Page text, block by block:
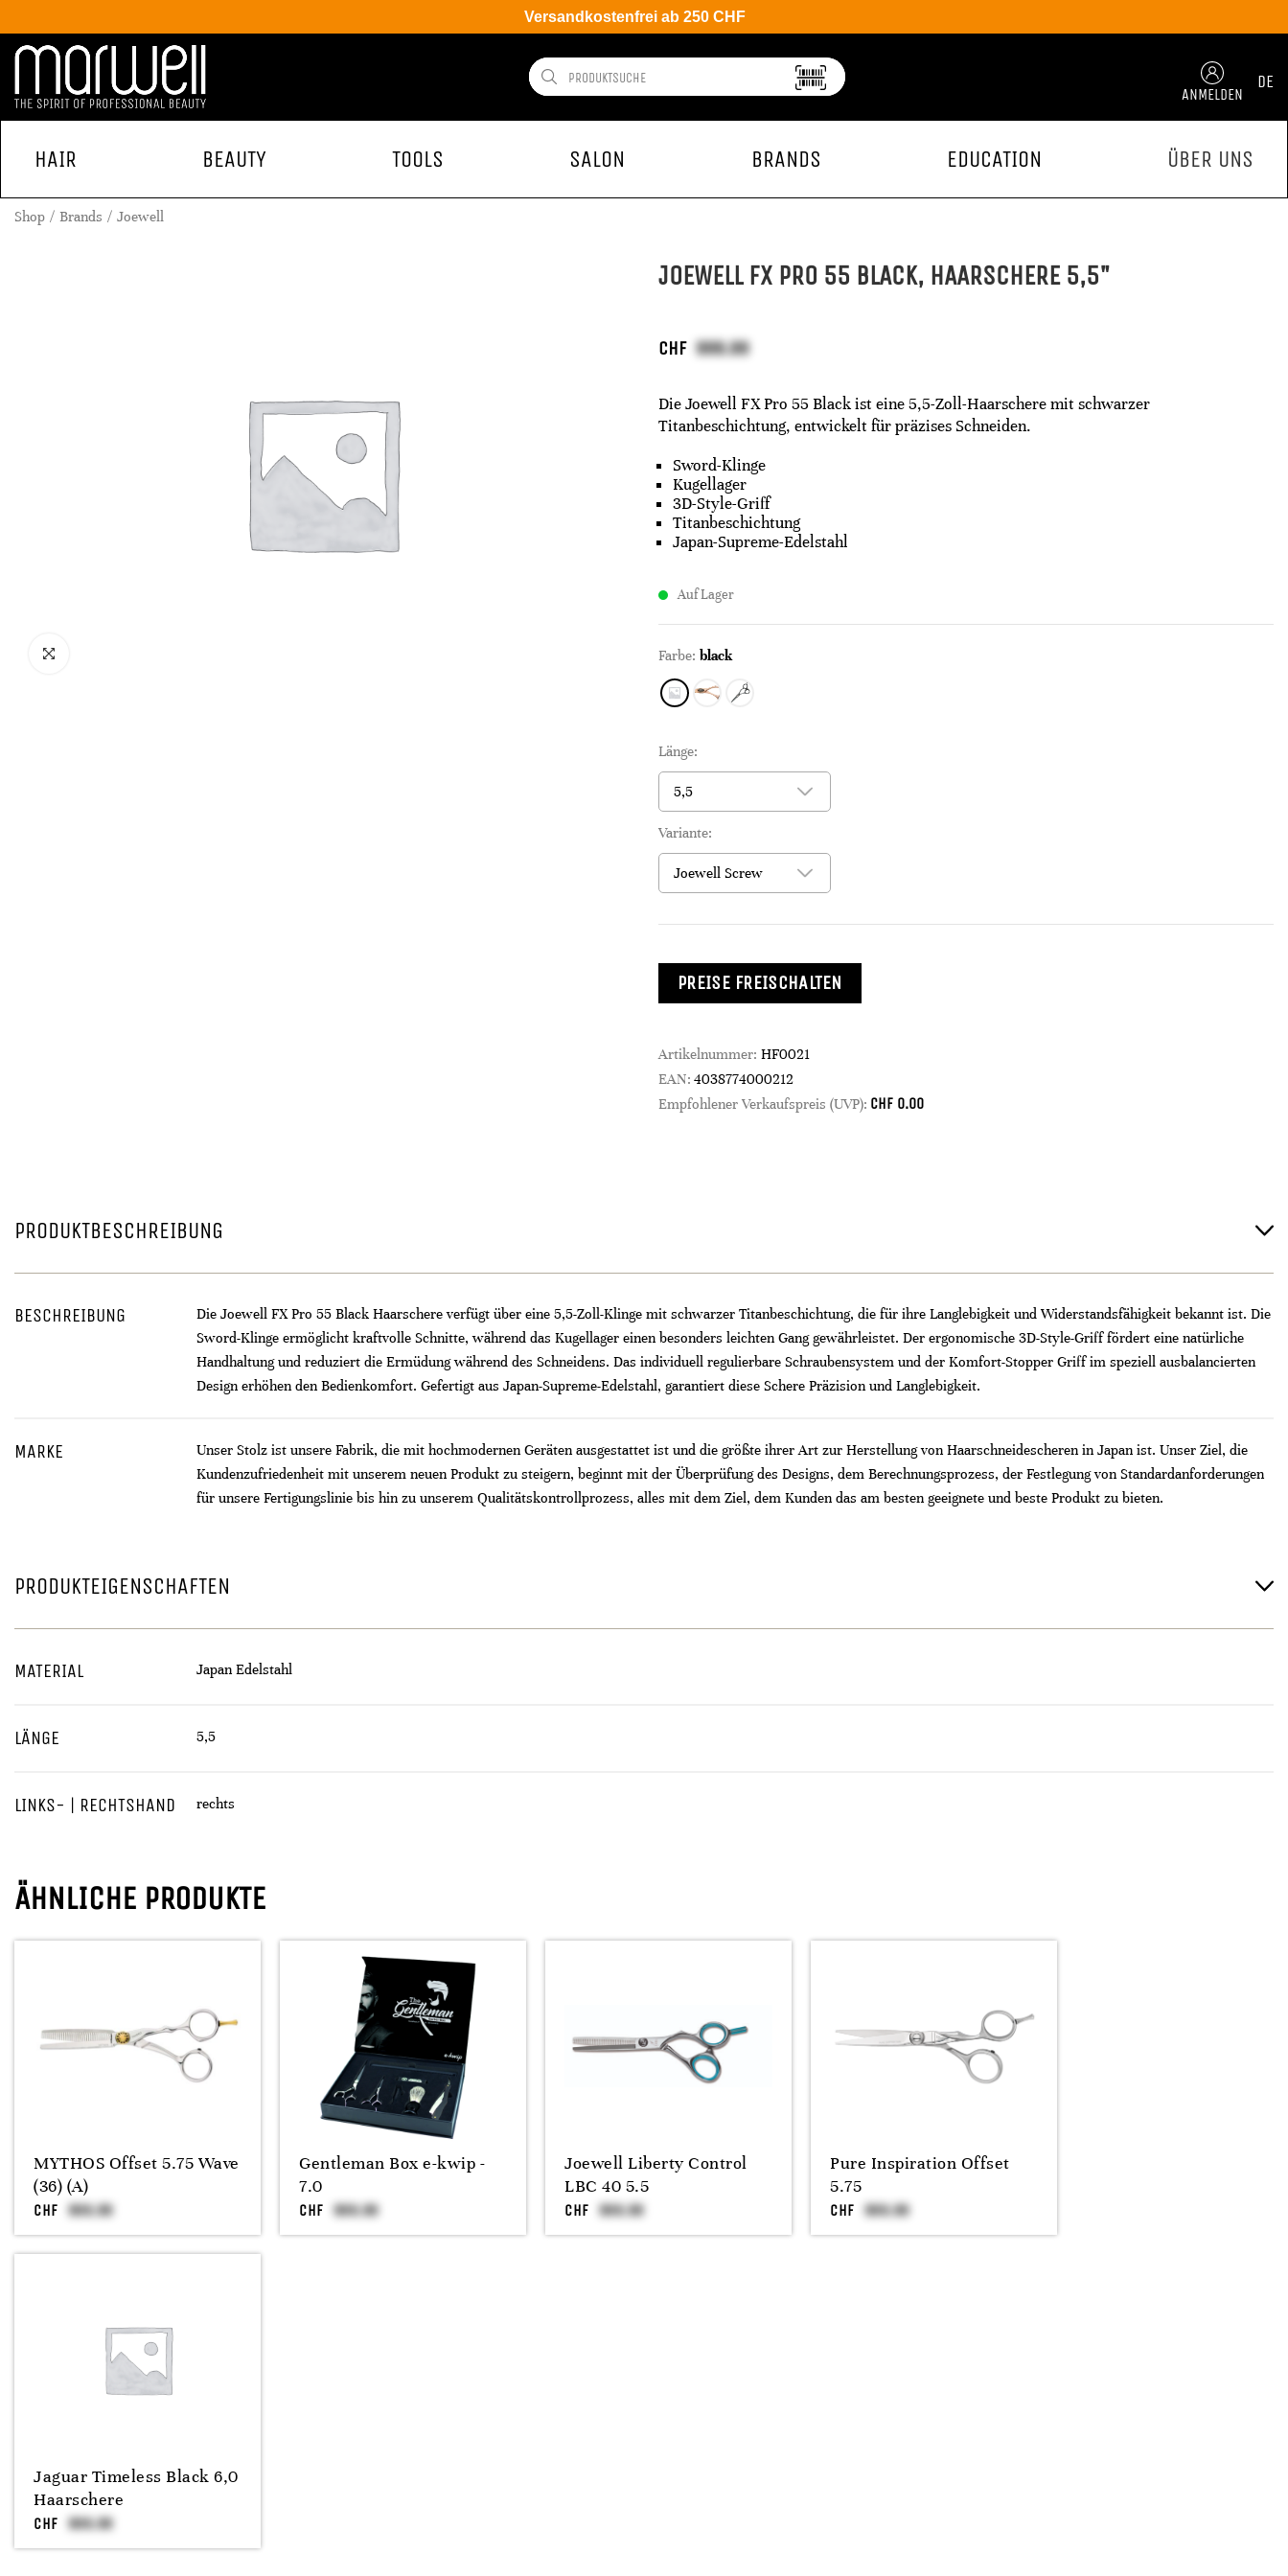
Versandkostenfrei ab 250 CHF
ANMELDEN
DE
HAIR BEAUTY TOOLS SALON BRANDS EDUCATION ÜBER UNS
Shop Brands Joewell
JOEWELL FX PRO 55 BLACK, HAARSCHERE 5,5"
CHF
Die Joewell FX Pro 55 Black ist eine 5,5-Zoll-Haarschere mit schwarzer
Titanbeschichtung, entwickelt für präzises Schneiden.
Sword-Klinge
Kugellager
3D-Style-Griff
Titanbeschichtung
Japan-Supreme-Edelstahl
Auf Lager
Farbe: black
Länge:
Variante:
PREISE FREISCHALTEN
Artikelnummer: HF0021
EAN: 4038774000212
Empfohlener Verkaufspreis (UVP): CHF 0.00
PRODUKTBESCHREIBUNG
BESCHREIBUNG
Die Joewell FX Pro 55 Black Haarschere verfügt über eine 5,5-Zoll-Klinge mit schwarzer Titanbeschichtung, die für ihre Langlebigkeit und Widerstandsfähigkeit bekannt ist. Die
Sword-Klinge ermöglicht kraftvolle Schnitte, während das Kugellager einen besonders leichten Gang gewährleistet. Der ergonomische 3D-Style-Griff fördert eine natürliche
Handhaltung und reduziert die Ermüdung während des Schneidens. Das individuell regulierbare Schraubensystem und der Komfort-Stopper Griff im speziell ausbalancierten
Design erhöhen den Bedienkomfort. Gefertigt aus Japan-Supreme-Edelstahl, garantiert diese Schere Präzision und Langlebigkeit.
MARKE
Unser Stolz ist unsere Fabrik, die mit hochmodernen Geräten ausgestattet ist und die größte ihrer Art zur Herstellung von Haarschneidescheren in Japan ist. Unser Ziel, die
Kundenzufriedenheit mit unserem neuen Produkt zu steigern, beginnt mit der Überprüfung des Designs, dem Berechnungsprozess, der Festlegung von Standardanforderungen
für unsere Fertigungslinie bis hin zu unserem Qualitätskontrollprozess, alles mit dem Ziel, dem Kunden das am besten geeignete und beste Produkt zu bieten.
PRODUKTEIGENSCHAFTEN
MATERIAL Japan Edelstahl
LÄNGE 5,5
LINKS- | RECHTSHAND rechts
ÄHNLICHE PRODUKTE
MYTHOS Offset 5.75 Wave
(36) (A)
CHF
Gentleman Box e-kwip -
7.0
CHF
Joewell Liberty Control
LBC 40 5.5
CHF
Pure Inspiration Offset
5.75
CHF
Jaguar Timeless Black 6,0
Haarschere
CHF